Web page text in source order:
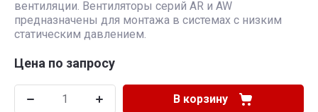
вентиляции. Вентиляторы серий AR и AW
предназначены для монтажа в системах с низким
статическим давлением.
Цена по запросу
В корзину